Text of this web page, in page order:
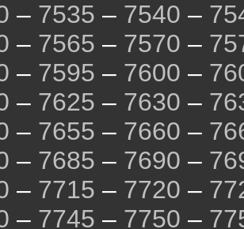
– 7535 – 7540 –
– 7565 – 7570 –
– 7595 – 7600 –
– 7625 – 7630 –
– 7655 – 7660 –
– 7685 – 7690 –
– 7715 – 7720 –
– 7745 – 7750 –